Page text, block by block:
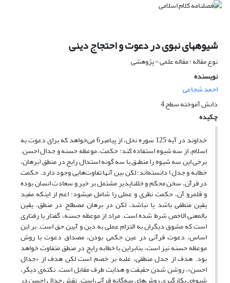
شیوه‎های نبوی در دعوت و احتجاج دینی
نوع مقاله : مقاله علمی - پژوهشی
نویسنده
احمد شجاعی
دانش آموخته سطح 4
چکیده
‏خداوند در آیه 125 سوره نحل، از پیامبر6 می‌خواهد که برای دعوت به
اسلام، از سه شیوه استفاده کند: حکمت، موعظه حسنه و جدال احسن.
برخی این سه شیوه را منطبق با سه گونه استدال رایج در منطق (برهان،
خطابه و جدل) دانسته‌اند؛ لکن بین آنها تفاوت‌هایی وجود دارد. حکمت
در قرآن، سخن محکم و خلل‎ناپذیرِ مشتمل بر خیر و سعادت انسان بوده
و قلمرو آن، حکمت نظری و عملی را شامل می‏شود؛ اعم از اینکه مفید
یقین منطقی باشد یا نباشد، لکن در برهان مصطلح در منطق، یقین
بالمعنی الاخص شرط شده است. مراد از موعظه حسنه، گفتار یا رفتاری
است که مشوق دیگران به التزام عملی به دین و آیین حق است. بر این
اساس، دعوت قرآنی در عین حِکمی بودن، مصداق دعوت با روش
موعظه حسنه نیز است، بنابراین با خطابه رایج در منطق متفاوت خواهد
بود. هدف از جدل منطقی، غلبه بر خصم است لکن هدف از «جدال
احسن»، روشن شدن حقیقت و هدایت طرف مقابل است. نکته‌ی دیگر،